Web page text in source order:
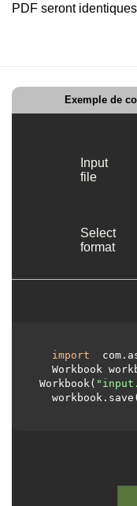
PDF seront
Exemple de
Input
file
Select
format
import
Workbook
Workbook(